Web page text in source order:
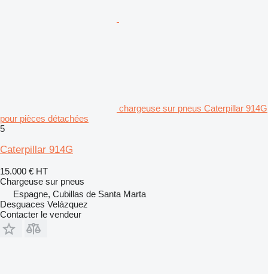
chargeuse sur pneus Caterpillar 914G
pour pièces détachées
5
Caterpillar 914G
15.000 € HT
Chargeuse sur pneus
Espagne, Cubillas de Santa Marta
Desguaces Velázquez
Contacter le vendeur